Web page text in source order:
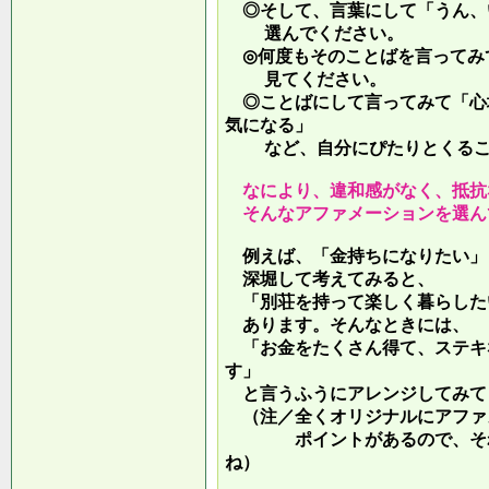
◎そして、言葉にして「うん、
選んでください。
◎何度もそのことばを言ってみ
見てください。
◎ことばにして言ってみて「心
気になる」
など、自分にぴたりとくるこ
なにより、違和感がなく、抵
そんなアファメーションを選
例えば、「金持ちになりたい
深堀して考えてみると、
「別荘を持って楽しく暮らし
あります。そんなときには、
「お金をたくさん得て、ステ
す」
と言うふうにアレンジしてみ
（注／全くオリジナルにアフ
ポイントがあるので、それ
ね）